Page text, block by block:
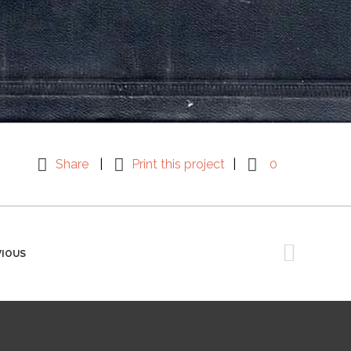
Share Print this project 0